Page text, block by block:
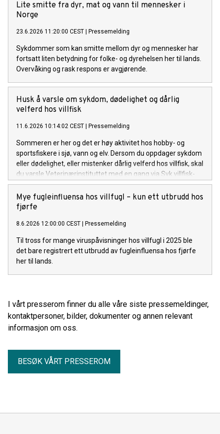
Lite smitte fra dyr, mat og vann til mennesker i
Norge
23.6.2026 11:20:00 CEST Pressemelding
Sykdommer som kan smitte mellom dyr og mennesker har
fortsatt liten betydning for folke- og dyrehelsen her til lands.
Overvåking og rask respons er avgjørende.
Husk å varsle om sykdom, dødelighet og dårlig
velferd hos villfisk
11.6.2026 10:14:02 CEST Pressemelding
Sommeren er her og det er høy aktivitet hos hobby- og
sportsfiskere i sjø, vann og elv. Dersom du oppdager sykdom
eller dødelighet, eller mistenker dårlig velferd hos villfisk, skal
du varsle Veterinærinstituttet med en gang via Syk villfisk-
portalen.
Mye fugleinfluensa hos villfugl – kun ett utbrudd hos
fjørfe
8.6.2026 12:00:00 CEST Pressemelding
Til tross for mange viruspåvisninger hos villfugl i 2025 ble
det bare registrert ett utbrudd av fugleinfluensa hos fjørfe
her til lands.
I vårt presserom finner du alle våre siste pressemeldinger,
kontaktpersoner, bilder, dokumenter og annen relevant
informasjon om oss.
BESØK VÅRT PRESSEROM